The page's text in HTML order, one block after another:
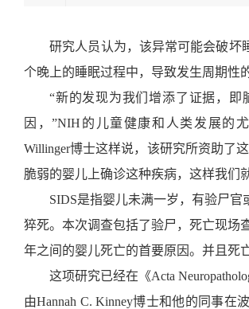
研究人员认为，该异常可能会破坏
个晚上的睡眠过程中，导致发生周期性
“新的发现为我们增添了证据，即
因，”NIH的儿童健康和人类发展的
Willinger博士这样说，该研究所资助了
脆弱的婴儿上确诊这种疾病，这样我们
SIDS是指婴儿未满一岁，有验尸官
猝死。本次调查包括了验尸，死亡现场
年之间的婴儿死亡的首要原因。并且死
这项研究已经在《Acta
由Hannah C. Kinney博士和他的同事